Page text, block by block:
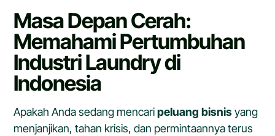
Masa Depan Cerah:
Memahami Pertumbuhan
Industri Laundry di
Indonesia
Apakah Anda sedang mencaripeluang bisnisyang
menjanjikan, tahan krisis, dan permintaannya terus